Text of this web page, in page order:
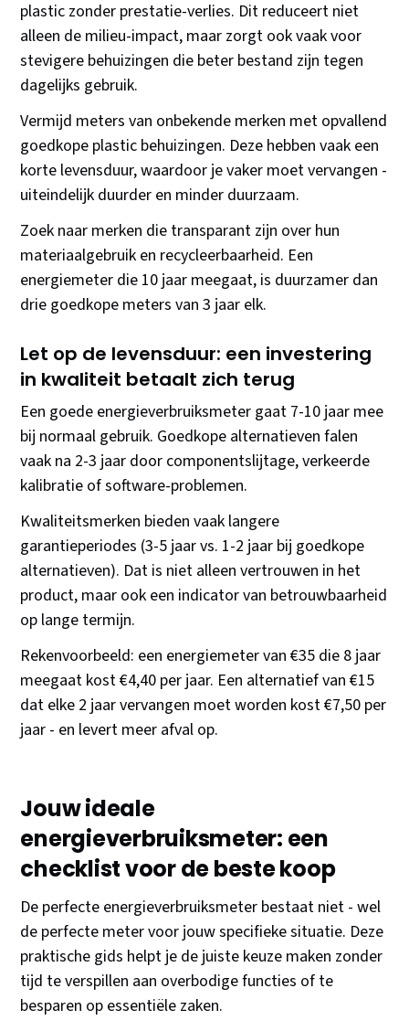
plastic zonder prestatie-verlies. Dit reduceert niet
alleen de milieu-impact, maar zorgt ook vaak voor
stevigere behuizingen die beter bestand zijn tegen
dagelijks gebruik.
Vermijd meters van onbekende merken met opvallend
goedkope plastic behuizingen. Deze hebben vaak een
korte levensduur, waardoor je vaker moet vervangen -
uiteindelijk duurder en minder duurzaam.
Zoek naar merken die transparant zijn over hun
materiaalgebruik en recycleerbaarheid. Een
energiemeter die 10 jaar meegaat, is duurzamer dan
drie goedkope meters van 3 jaar elk.
Let op de levensduur: een investering
in kwaliteit betaalt zich terug
Een goede energieverbruiksmeter gaat 7-10 jaar mee
bij normaal gebruik. Goedkope alternatieven falen
vaak na 2-3 jaar door componentslijtage, verkeerde
kalibratie of software-problemen.
Kwaliteitsmerken bieden vaak langere
garantieperiodes (3-5 jaar vs. 1-2 jaar bij goedkope
alternatieven). Dat is niet alleen vertrouwen in het
product, maar ook een indicator van betrouwbaarheid
op lange termijn.
Rekenvoorbeeld: een energiemeter van €35 die 8 jaar
meegaat kost €4,40 per jaar. Een alternatief van €15
dat elke 2 jaar vervangen moet worden kost €7,50 per
jaar - en levert meer afval op.
Jouw ideale
energieverbruiksmeter: een
checklist voor de beste koop
De perfecte energieverbruiksmeter bestaat niet - wel
de perfecte meter voor jouw specifieke situatie. Deze
praktische gids helpt je de juiste keuze maken zonder
tijd te verspillen aan overbodige functies of te
besparen op essentiële zaken.